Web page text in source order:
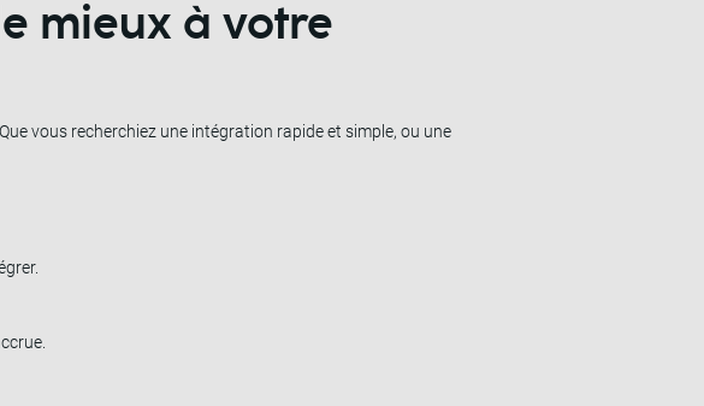
mieux à votre
vous recherchiez une intégration rapide et simple, ou une